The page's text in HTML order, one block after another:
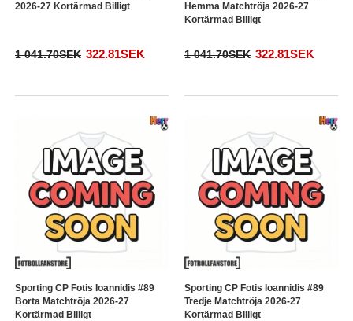
2026-27 Kortärmad Billigt
1 041.70SEK 322.81SEK
Hemma Matchtröja 2026-27
Kortärmad Billigt
1 041.70SEK 322.81SEK
Sporting CP Fotis Ioannidis #89
Borta Matchtröja 2026-27
Kortärmad Billigt
Sporting CP Fotis Ioannidis #89
Tredje Matchtröja 2026-27
Kortärmad Billigt